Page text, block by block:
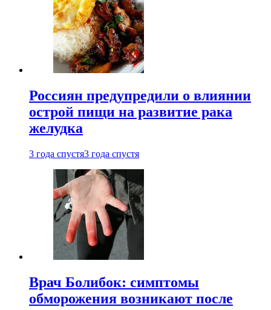
Россиян предупредили о влиянии
острой пищи на развитие рака
желудка
3 года спустя3 года спустя
Врач Болибок: симптомы
обморожения возникают после